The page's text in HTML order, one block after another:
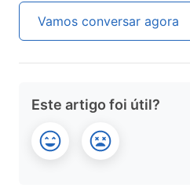
Vamos conversar agora
Este artigo foi útil?